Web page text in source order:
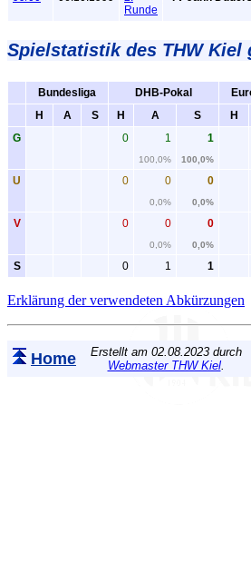
Runde
Spielstatistikdes THW Kiel
Bundesliga DHB-Pokal
H
A S H A S H
G
0 1
100,0%
1
100,0%
U 0 0
0,0%
0
0,0%
V 0 0
0,0%
0
0,0%
S 0 1 1
Erklärung der verwendeten Abkürzungen
Home
Erstellt am 02.08.2023 durch
Webmaster THW Kiel.